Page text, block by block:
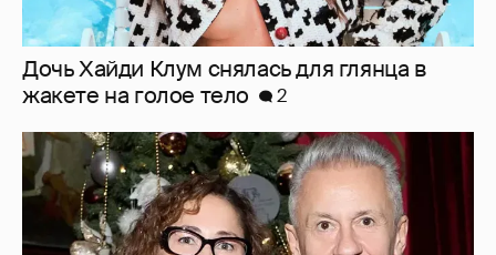
Дочь Хайди Клум снялась для глянца в
жакете на голое тело
2